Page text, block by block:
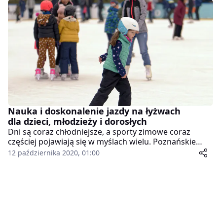
Nauka i doskonalenie jazdy na łyżwach
dla dzieci, młodzieży i dorosłych
Dni są coraz chłodniejsze, a sporty zimowe coraz
częściej pojawiają się w myślach wielu. Poznańskie
Ośrodki Sportu i Rekreacji zapraszają na naukę jazdy
12 października 2020, 01:00